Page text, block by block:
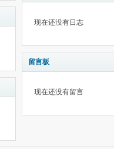
现在还没有日志
留言板
现在还没有留言